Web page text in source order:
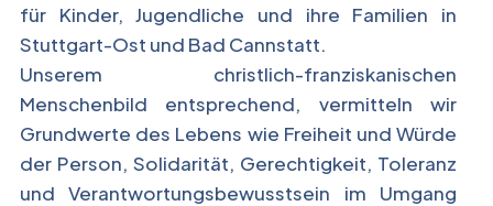
für Kinder, Jugendliche und ihre Familien in
Stuttgart-Ost und Bad Cannstatt.
Unserem christlich-franziskanischen
Menschenbild entsprechend, vermitteln wir
Grundwerte des Lebens wie Freiheit und Würde
der Person, Solidarität, Gerechtigkeit, Toleranz
und Verantwortungsbewusstsein im Umgang